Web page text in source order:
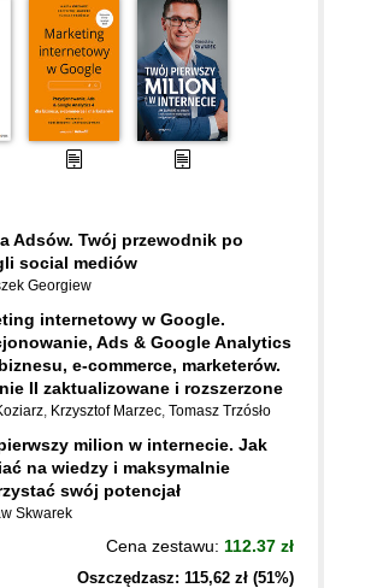
Adsów. Twój przewodnik po
social mediów
Georgiew
internetowy w Google.
Ads & Google Analytics
e-commerce, marketerów.
II zaktualizowane i rozszerzone
, Krzysztof Marzec, Tomasz Trzósło
milion w internecie. Jak
na wiedzy i maksymalnie
swój potencjał
Skwarek
Cena zestawu: 112.37 zł
Oszczędzasz: 115,62 zł (51%)